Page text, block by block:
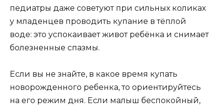
педиатры даже советуют при сильных коликах
у младенцев проводить купание в тёплой
воде: это успокаивает живот ребёнка и снимает
болезненные спазмы.
Если вы не знайте, в какое время купать
новорожденного ребенка, то ориентируйтесь
на его режим дня. Если малыш беспокойный,